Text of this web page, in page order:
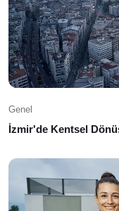
Genel
İzmir'de Kentsel